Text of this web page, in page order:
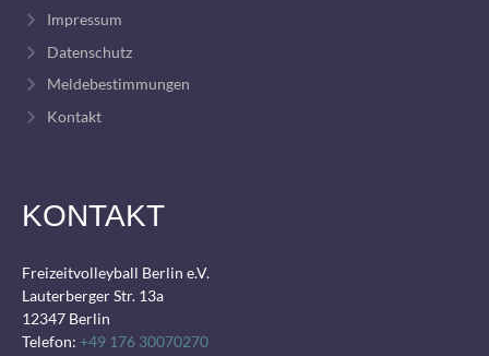
Impressum
Datenschutz
Meldebestimmungen
Kontakt
KONTAKT
Freizeitvolleyball Berlin e.V.
Lauterberger Str. 13a
12347 Berlin
Telefon: +49 176 30070270